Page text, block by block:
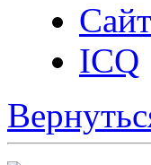
Сайт
ICQ